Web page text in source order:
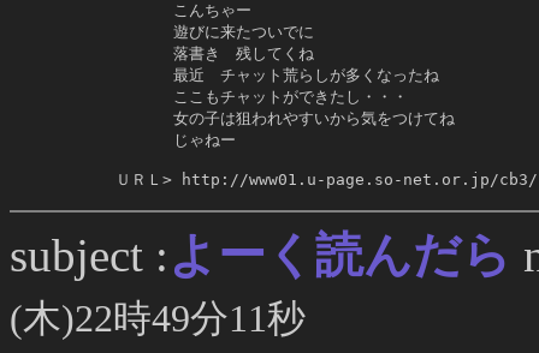
            こんちゃー
            遊びに来たついでに
            落書き　残してくね
            最近　チャット荒らしが多くなったね
            ここもチャットができたし・・・
            女の子は狙われやすいから気をつけてね
            じゃねー
ＵＲＬ> http://www01.u-page.so-net.or.jp/
subject :よーく読んだら
(木)22時49分11秒